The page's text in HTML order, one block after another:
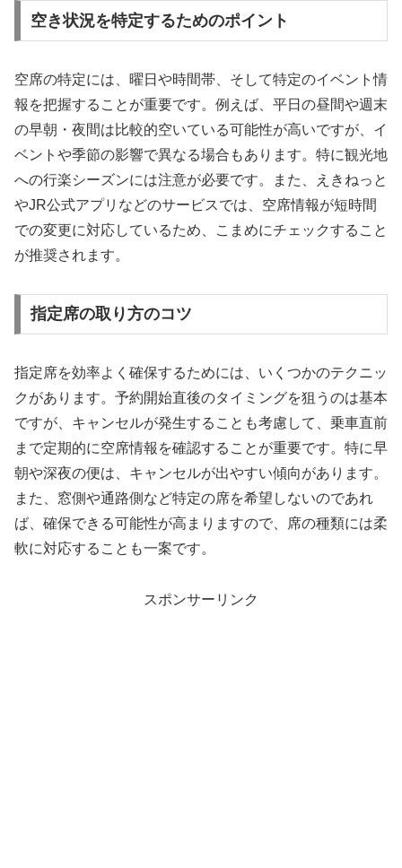
空き状況を特定するためのポイント
空席の特定には、曜日や時間帯、そして特定のイベント情
報を把握することが重要です。例えば、平日の昼間や週末
の早朝・夜間は比較的空いている可能性が高いですが、イ
ベントや季節の影響で異なる場合もあります。特に観光地
への行楽シーズンには注意が必要です。また、えきねっと
やJR公式アプリなどのサービスでは、空席情報が短時間
での変更に対応しているため、こまめにチェックすること
が推奨されます。
指定席の取り方のコツ
指定席を効率よく確保するためには、いくつかのテクニッ
クがあります。予約開始直後のタイミングを狙うのは基本
ですが、キャンセルが発生することも考慮して、乗車直前
まで定期的に空席情報を確認することが重要です。特に早
朝や深夜の便は、キャンセルが出やすい傾向があります。
また、窓側や通路側など特定の席を希望しないのであれ
ば、確保できる可能性が高まりますので、席の種類には柔
軟に対応することも一案です。
スポンサーリンク